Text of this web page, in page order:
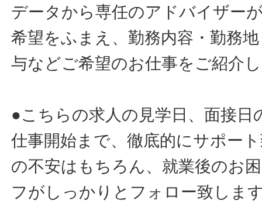
データから専任のアドバイザー
希望をふまえ、勤務内容・勤務
与などご希望のお仕事をご紹介
●こちらの求人の見学日、面接日
仕事開始まで、徹底的にサポー
の不安はもちろん、就業後のお
フがしっかりとフォロー致しま